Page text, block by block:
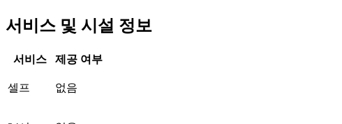
서비스 및 시설 정보
서비스 제공 여부
셀프 없음